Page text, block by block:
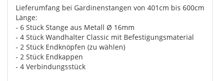
Lieferumfang bei Gardinenstangen von 401cm bis 600cm
Länge:
- 6 Stück Stange aus Metall Ø 16mm
- 4 Stück Wandhalter Classic mit Befestigungsmaterial
- 2 Stück Endknöpfen (zu wählen)
- 2 Stück Endkappen
- 4 Verbindungsstück